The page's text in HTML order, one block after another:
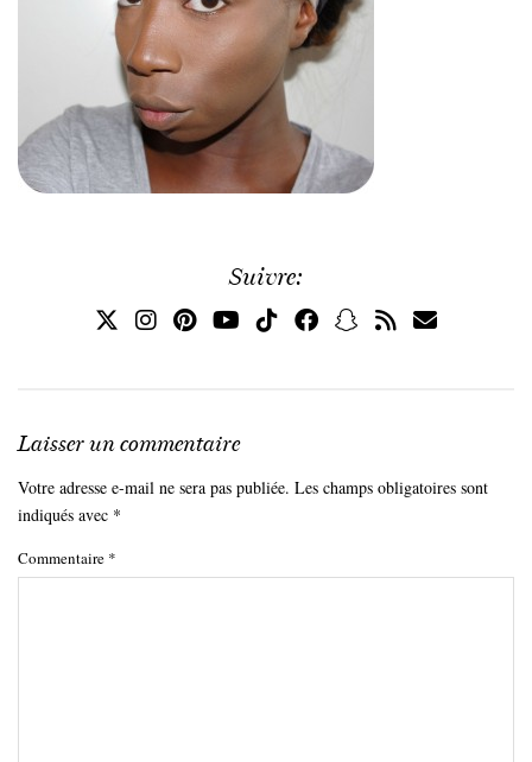
Suivre:
Laisser un commentaire
Votre adresse e-mail ne sera pas publiée. Les champs obligatoires sont
indiqués avec *
Commentaire *